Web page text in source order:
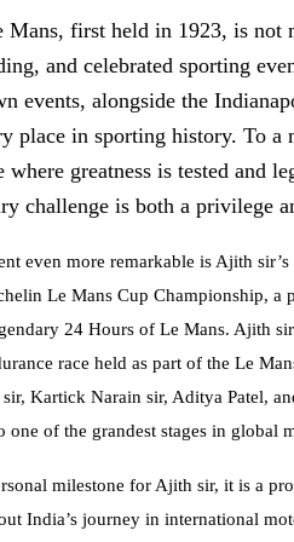
Mans, first held in 1923, is
and celebrated sporting
events, alongside the
place in sporting history. To
where greatness is tested and
challenge is both a privilege
even more remarkable is Ajith
Le Mans Cup Championship, a
24 Hours of Le Mans. Ajith
race held as part of the Le
Kartick Narain sir, Aditya Patel,
one of the grandest stages in global
milestone for Ajith sir, it is a
India’s journey in international